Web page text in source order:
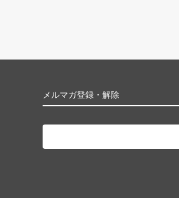
メルマガ登録・解除